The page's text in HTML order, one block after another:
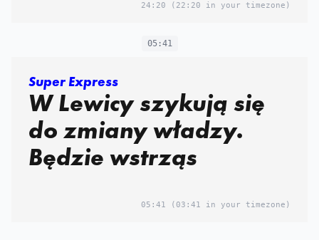
24:20 (22:20 in your timezone)
05:41
Super Express
W Lewicy szykują się
do zmiany władzy.
Będzie wstrząs
05:41 (03:41 in your timezone)